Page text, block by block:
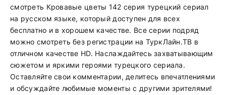
смотреть Кровавые цветы 142 серия турецкий сериал
на русском языке, который доступен для всех
бесплатно и в хорошем качестве. Все серии подряд
можно смотреть без регистрации на ТуркЛайн.ТВ в
отличном качестве HD. Наслаждайтесь захватывающим
сюжетом и яркими героями турецкого сериала.
Оставляйте свои комментарии, делитесь впечатлениями
и обсуждайте любимые моменты с другими зрителями!